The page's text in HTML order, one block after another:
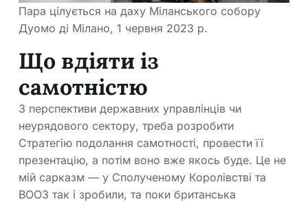
Пара цілується на даху Міланського собору
Дуомо ді Мілано, 1 червня 2023 р.
Що вдіяти із
самотністю
З перспективи державних управлінців чи
неурядового сектору, треба розробити
Стратегію подолання самотності, провести її
презентацію, а потім воно вже якось буде. Це не
мій сарказм — у Сполученому Королівстві та
ВООЗ так і зробили, та поки британська